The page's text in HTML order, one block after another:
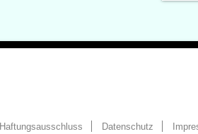
Haftungsausschluss Datenschutz